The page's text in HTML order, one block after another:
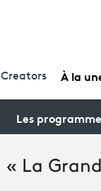
Creators À la
Les
« La